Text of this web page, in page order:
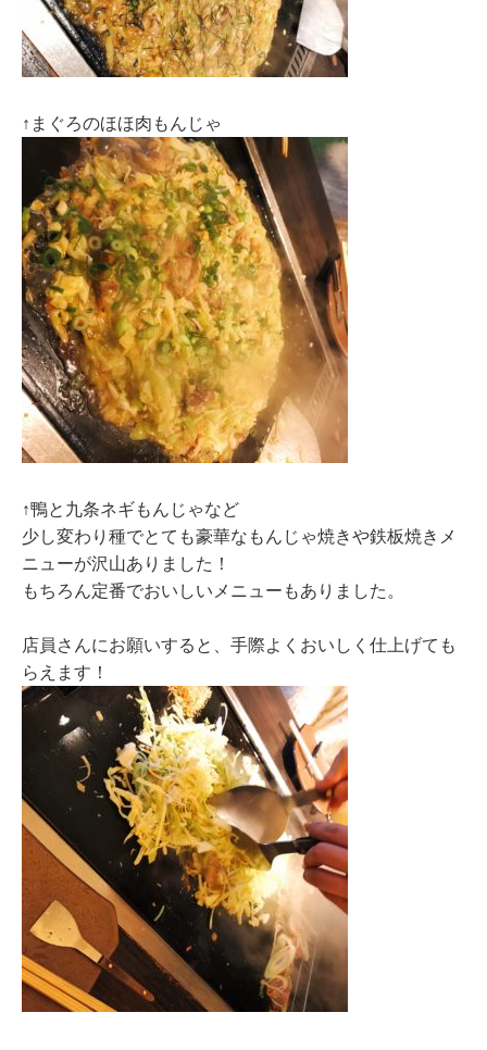
↑まぐろのほほ肉もんじゃ
↑鴨と九条ネギもんじゃなど
少し変わり種でとても豪華なもんじゃ焼きや鉄板焼きメ
ニューが沢山ありました！
もちろん定番でおいしいメニューもありました。
店員さんにお願いすると、手際よくおいしく仕上げても
らえます！